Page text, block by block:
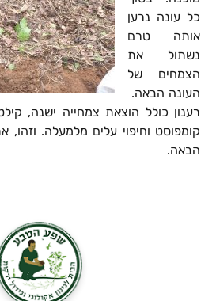
כל עונה נרען
אותה טרם
נשתול את
הצמחים של
העונה הבאה.
רענון כולל הוצאת צמחייה ישנה,
קומפוסט וחיפוי עלים מלמעלה. וזהו,
הבאה.